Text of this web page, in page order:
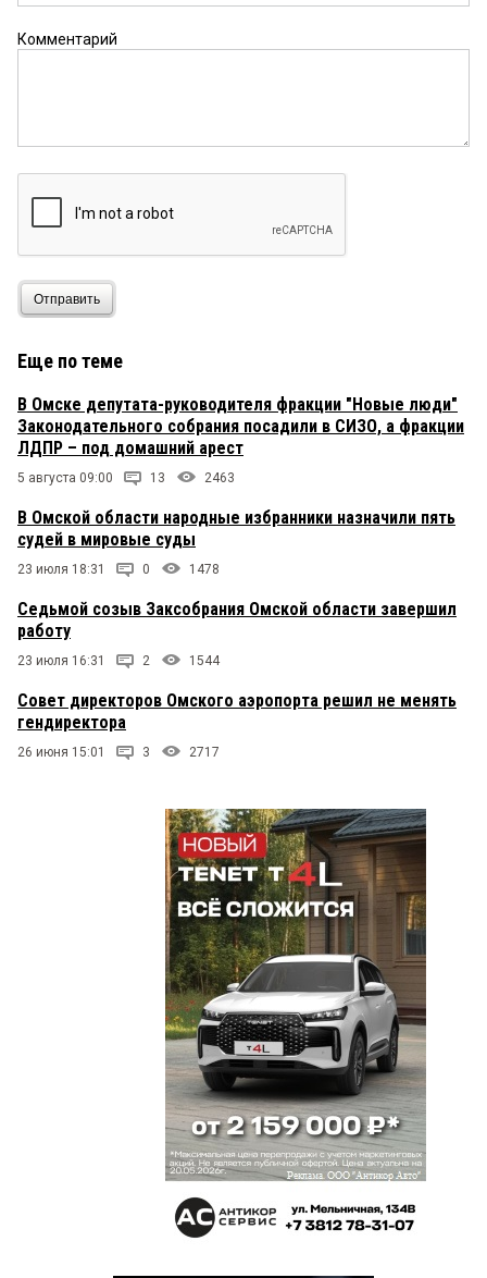
Комментарий
Отправить
Еще по теме
В Омске депутата-руководителя фракции "Новые люди"
Законодательного собрания посадили в СИЗО, а фракции
ЛДПР – под домашний арест
5 августа 09:00 13 2463
В Омской области народные избранники назначили пять
судей в мировые суды
23 июля 18:31 0 1478
Седьмой созыв Заксобрания Омской области завершил
работу
23 июля 16:31 2 1544
Совет директоров Омского аэропорта решил не менять
гендиректора
26 июня 15:01 3 2717